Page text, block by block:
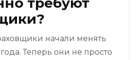
начали менять
Теперь они не просто